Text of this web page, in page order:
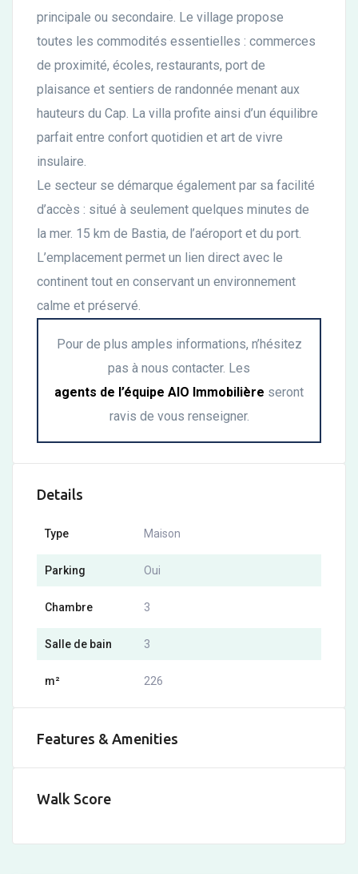
principale ou secondaire. Le village propose
toutes les commodités essentielles : commerces
de proximité, écoles, restaurants, port de
plaisance et sentiers de randonnée menant aux
hauteurs du Cap. La villa profite ainsi d’un équilibre
parfait entre confort quotidien et art de vivre
insulaire.
Le secteur se démarque également par sa facilité
d’accès : situé à seulement quelques minutes de
la mer. 15 km de Bastia, de l’aéroport et du port.
L’emplacement permet un lien direct avec le
continent tout en conservant un environnement
calme et préservé.
Pour de plus amples informations, n’hésitez
pas à nous contacter. Les
agents de l’équipe AIO Immobilière seront
ravis de vous renseigner.
Details
Type Maison
Parking Oui
Chambre 3
Salle de bain 3
m² 226
Features & Amenities
Walk Score